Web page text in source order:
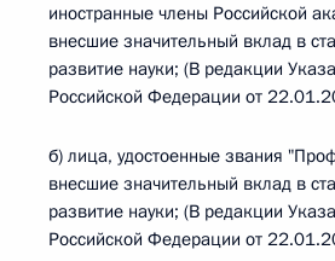
иностранные члены Российской
внесшие значительный вклад в
развитие науки; (В редакции
Российской Федерации от
б) лица, удостоенные звания
внесшие значительный вклад в
развитие науки; (В редакции
Российской Федерации от